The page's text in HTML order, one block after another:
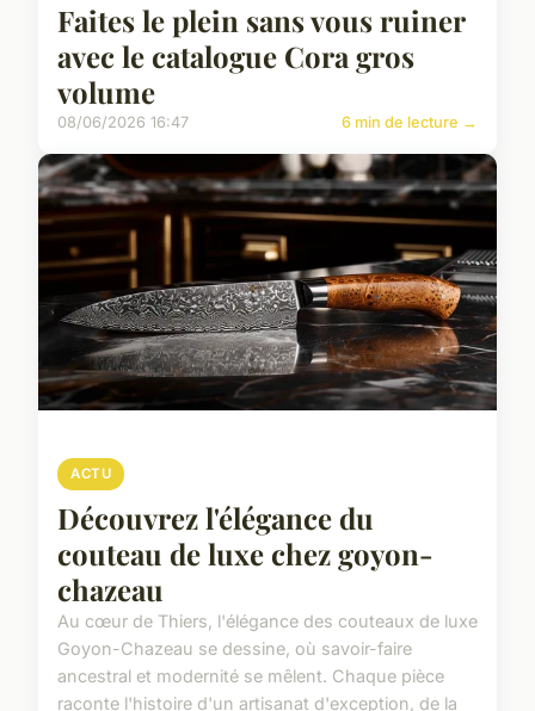
Faites le plein sans vous ruiner
avec le catalogue Cora gros
volume
08/06/2026 16:47 6 min de lecture →
ACTU
Découvrez l'élégance du
couteau de luxe chez goyon-
chazeau
Au cœur de Thiers, l'élégance des couteaux de luxe
Goyon-Chazeau se dessine, où savoir-faire
ancestral et modernité se mêlent. Chaque pièce
raconte l'histoire d'un artisanat d'exception, de la